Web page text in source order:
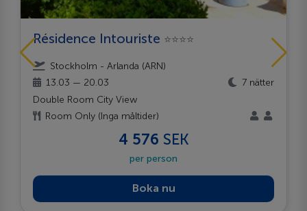
Résidence Intouriste ⭐⭐⭐⭐
Stockholm - Arlanda (ARN)
13.03 — 20.03
7 nätter
Double Room City View
Room Only (Inga måltider)
4 576 SEK
per person
Boka nu